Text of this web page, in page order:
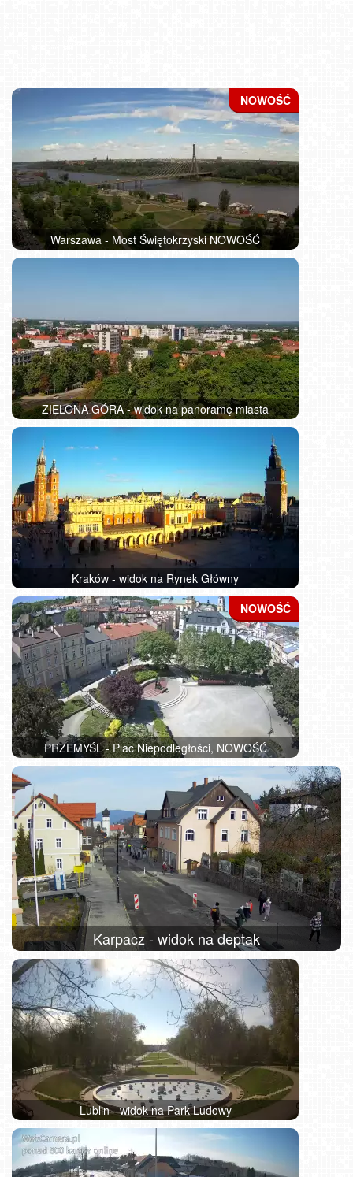
Warszawa - Most Świętokrzyski NOWOŚĆ
ZIELONA GÓRA - widok na panoramę miasta
Kraków - widok na Rynek Główny
PRZEMYŚL - Plac Niepodległości, NOWOŚĆ
Karpacz - widok na deptak
Lublin - widok na Park Ludowy